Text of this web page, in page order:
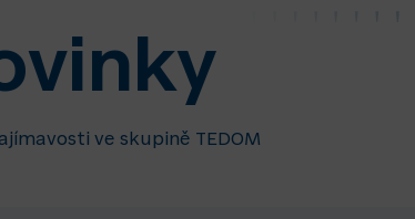
ve skupině TEDOM